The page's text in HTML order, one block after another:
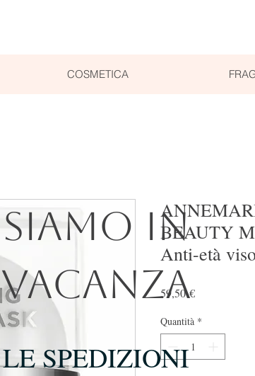
COSMETICA
BEAUTY
Anti-età
59,50 €Prezzo
Quantità *
SIAMO IN
VACANZA
LE SPEDIZIONI